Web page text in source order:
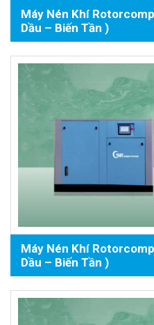
Máy Nén Khí
Dầu – Biến Tần )
Máy Nén Khí
Dầu – Biến Tần )